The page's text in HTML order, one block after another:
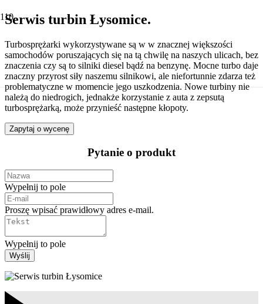
Serwis turbin Łysomice.
Turbosprężarki wykorzystywane są w w znacznej większości
samochodów poruszających się na tą chwilę na naszych ulicach, bez
znaczenia czy są to silniki diesel bądź na benzynę. Mocne turbo daje
znaczny przyrost siły naszemu silnikowi, ale niefortunnie zdarza też
problematyczne w momencie jego uszkodzenia. Nowe turbiny nie
należą do niedrogich, jednakże korzystanie z auta z zepsutą
turbosprężarką, może przynieść następne kłopoty.
Zapytaj o wycenę
Pytanie o produkt
Wypełnij to pole
Proszę wpisać prawidłowy adres e-mail.
Wypełnij to pole
Wyślij